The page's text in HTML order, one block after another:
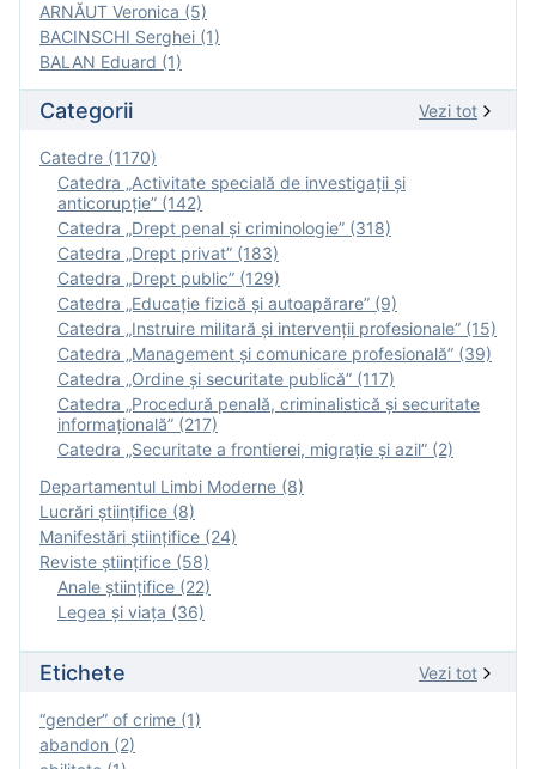
ARNĂUT Veronica (5)
BACINSCHI Serghei (1)
BALAN Eduard (1)
Categorii Vezi tot
Catedre (1170)
Catedra „Activitate specială de investigaţii şi
anticorupție” (142)
Catedra „Drept penal și criminologie” (318)
Catedra „Drept privat” (183)
Catedra „Drept public” (129)
Catedra „Educație fizică şi autoapărare” (9)
Catedra „Instruire militară şi intervenţii profesionale” (15)
Catedra „Management și comunicare profesională” (39)
Catedra „Ordine și securitate publică” (117)
Catedra „Procedură penală, criminalistică și securitate
informațională” (217)
Catedra „Securitate a frontierei, migrație și azil” (2)
Departamentul Limbi Moderne (8)
Lucrări științifice (8)
Manifestări ştiinţifice (24)
Reviste ştiinţifice (58)
Anale ştiinţifice (22)
Legea şi viaţa (36)
Etichete Vezi tot
“gender” of crime (1)
abandon (2)